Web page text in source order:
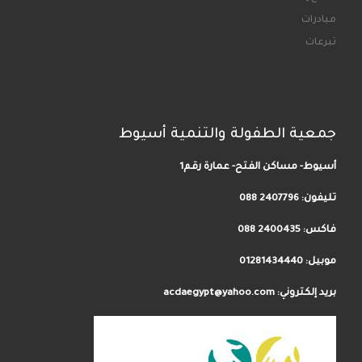
مبادرات
تبرعات
جمعية الطفولة والتنمية أسيوط
أسيوط- مساكن الفتح- عمارة رقم1
تليفون: 2407796 088
فاكس: 2400435 088
موبيل: 01281434440
بريد إلكتروني: acdaegypt@yahoo.com